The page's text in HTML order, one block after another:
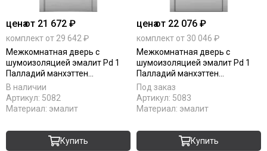
ценаот 21 672 ₽
комплект от 29 642 ₽
Межкомнатная дверь с
шумоизоляцией эмалит Pd 1
Палладий манхэттен
алюминиевая кромка Al глухая
В наличии
Артикул: 5082
Материал: эмалит
Купить
ценаот 22 076 ₽
комплект от 30 046 ₽
Межкомнатная дверь с
шумоизоляцией эмалит Pd 1
Палладий манхэттен
алюминиевая кромка Al Black
Edition глухая
Под заказ
Артикул: 5083
Материал: эмалит
Купить